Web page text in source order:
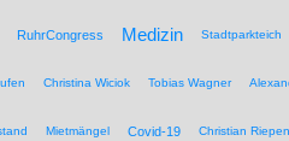
RuhrCongress Medizin Stadtparkteich
Christina Wiciok Tobias Wagner
Mietmängel Covid-19 Christian